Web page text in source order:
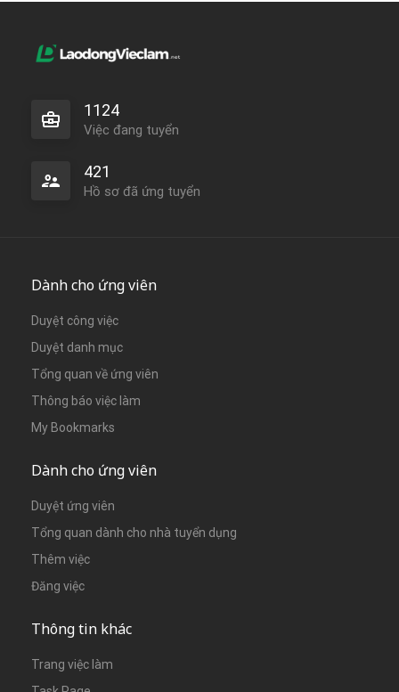
1124
Việc đang tuyển
421
Hồ sơ đã ứng tuyển
Dành cho ứng viên
Duyệt công việc
Duyệt danh mục
Tổng quan về ứng viên
Thông báo việc làm
My Bookmarks
Dành cho ứng viên
Duyệt ứng viên
Tổng quan dành cho nhà tuyển dụng
Thêm việc
Đăng việc
Thông tin khác
Trang việc làm